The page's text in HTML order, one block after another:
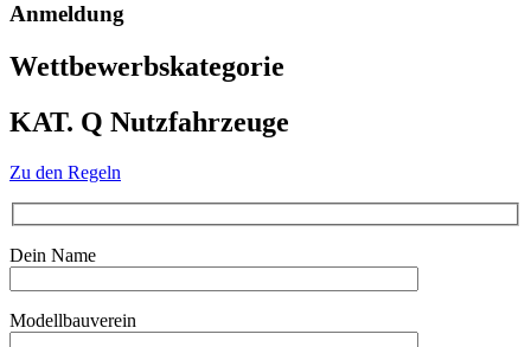
Anmeldung
Wettbewerbskategorie
KAT. Q Nutzfahrzeuge
Zu den Regeln
Dein Name
Modellbauverein